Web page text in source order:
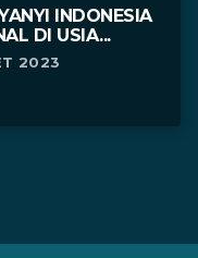
INDONESIA
DI USIA...
2023